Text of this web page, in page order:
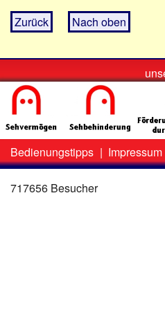
Zurück Nach oben
Zweit-
Menü
Bedienungstipps | Impressum
717656 Besucher